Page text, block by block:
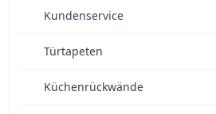
Kundenservice
Türtapeten
Küchenrückwände